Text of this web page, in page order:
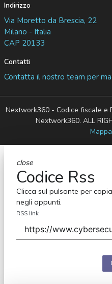
Indirizzo
Via Moretto da Brescia, 22
Milano - Italia
CAP 20133
Contatti
Contatta il nostro team per
Nextwork360 - Codice fiscale
Nextwork360. ALL
close
Codice Rss
Clicca sul pulsante per
negli appunti.
RSS link